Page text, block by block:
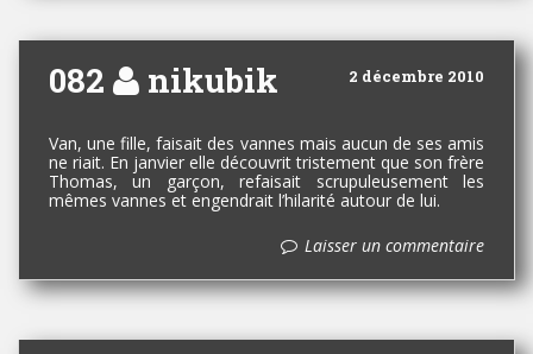
082 2 décembre 2010
nikubik
Van, une fille, faisait des vannes mais aucun de ses amis
ne riait. En janvier elle découvrit tristement que son frère
Thomas, un garçon, refaisait scrupuleusement les
mêmes vannes et engendrait l’hilarité autour de lui.
Laisser un commentaire